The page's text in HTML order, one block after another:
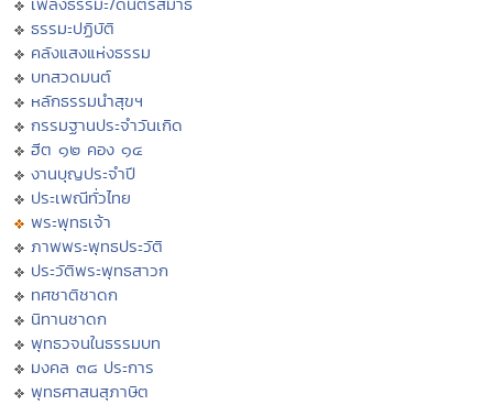
ธรรมะปฏิบัติ
คลังแสงแห่งธรรม
บทสวดมนต์
หลักธรรมนำสุขฯ
กรรมฐานประจำวันเกิด
ฮีต ๑๒ คอง ๑๔
งานบุญประจำปี
ประเพณีทั่วไทย
พระพุทธเจ้า
ภาพพระพุทธประวัติ
ประวัติพระพุทธสาวก
ทศชาติชาดก
นิทานชาดก
พุทธวจนในธรรมบท
มงคล ๓๘ ประการ
พุทธศาสนสุภาษิต